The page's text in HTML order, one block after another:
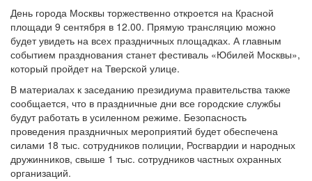
День города Москвы торжественно откроется на Красной
площади 9 сентября в 12.00. Прямую трансляцию можно
будет увидеть на всех праздничных площадках. А главным
событием празднования станет фестиваль «Юбилей Москвы»,
который пройдет на Тверской улице.
В материалах к заседанию президиума правительства также
сообщается, что в праздничные дни все городские службы
будут работать в усиленном режиме. Безопасность
проведения праздничных мероприятий будет обеспечена
силами 18 тыс. сотрудников полиции, Росгвардии и народных
дружинников, свыше 1 тыс. сотрудников частных охранных
организаций.